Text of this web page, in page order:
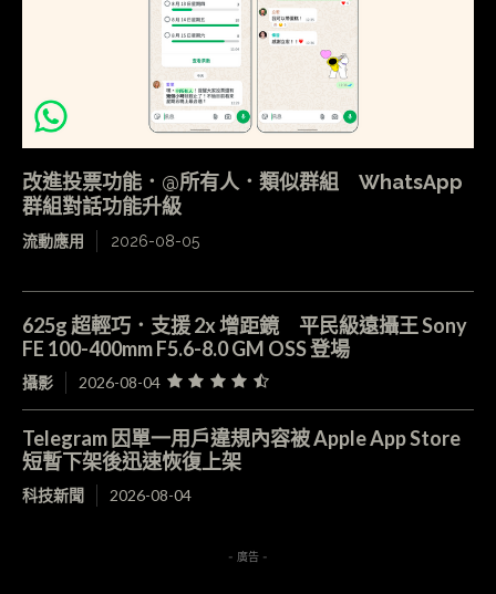
改進投票功能．@所有人．類似群組 WhatsApp
群組對話功能升級
流動應用 2026-08-05
625g 超輕巧．支援 2x 增距鏡 平民級遠攝王 Sony
FE 100-400mm F5.6-8.0 GM OSS 登場
攝影 2026-08-04
Telegram 因單一用戶違規內容被 Apple App Store
短暫下架後迅速恢復上架
科技新聞 2026-08-04
- 廣告 -